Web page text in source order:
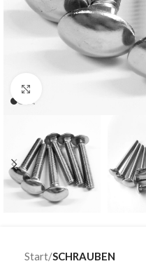
Start SCHRAUBEN